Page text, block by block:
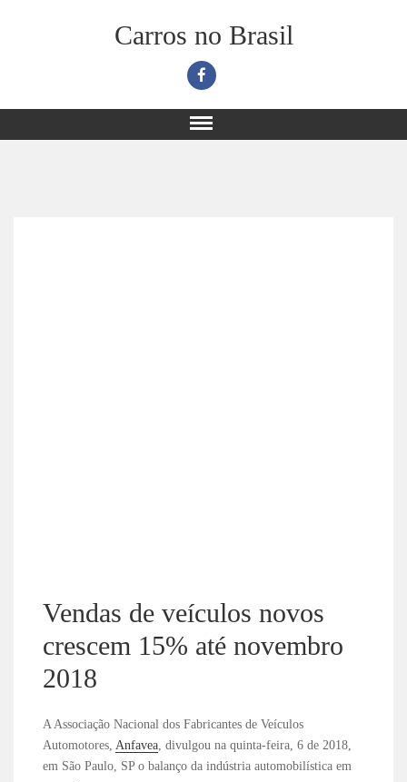
Carros no Brasil
Vendas de veículos novos
crescem 15% até novembro
2018
A Associação Nacional dos Fabricantes de Veículos
Automotores,Anfavea, divulgou na quinta-feira, 6 de 2018,
em São Paulo, SP o balanço da indústria automobilística em